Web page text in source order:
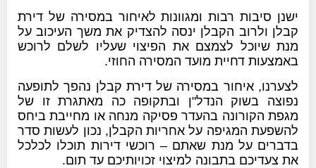
​ישנן סיבות רבות ומגוונות לאיחור במסירה של דירת
קבלן ולרוב הקבלן ינסה להצדיק את משך העיכוב על
מנת שיוכל לצמצם את הפיצוי שעליו לשלם לרוכש
באמצעות דחיית מועד המסירה החוזי.
לצערנו, איחור במסירה של דירת קבלן נהפך לתופעה
נפוצה בשוק הנדל"ן ובתקופה כה מאתגרת זו של
מגפת הקורונה בהעדר פסיקה מנחה או מחייבת ביחס
להשפעת המגיפה על אחריות הקבלן, נכון לעשות סדר
בדברים על מנת שאתם – רוכשי דירות תוכלו לכלכל
את צעדיכם בתבונה למיצוי זכויותיכם עד תום.